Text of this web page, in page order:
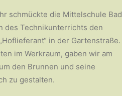
schmückte die Mittelschule Bad
des Technikunterrichts den
in der Gartenstraße.
im Werkraum, gaben wir am
den Brunnen und seine
zu gestalten.